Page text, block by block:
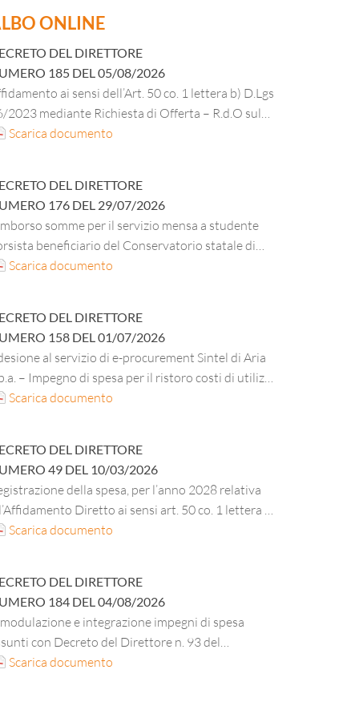
ONLINE
DEL DIRETTORE
185 DEL05/08/2026
ai sensi dell’Art. 50 co. 1 lettera b) D.Lgs
2023 mediante Richiesta di Offerta – R.d.O sul
per la fornitura di materiale di cancelleria,
Scarica documento
DEL DIRETTORE
176 DEL 29/07/2026
somme per il servizio mensa a studente
beneficiario del Conservatorio statale di
“E. F. Dall’Abaco” di Verona A.A. 2025/2026.
Scarica documento
DEL DIRETTORE
158 DEL01/07/2026
al servizio di e-procurement Sintel di Aria
– Impegno di spesa per il ristoro costi di utilizzo
2026.
Scarica documento
DEL DIRETTORE
49 DEL 10/03/2026
della spesa, per l’anno 2028 relativa
Diretto ai sensi art. 50 co. 1 lettera b)
Lgs. 36/2023, del servizio di analisi autocontrollo
– periodo 01.06.2025 – 31.05.2031. CIG
Scarica documento
DEL DIRETTORE
184 DEL04/08/2026
e integrazione impegni di spesa
con Decreto del Direttore n. 93 del
ad oggetto “Convenzione per la fornitura
Scarica documento